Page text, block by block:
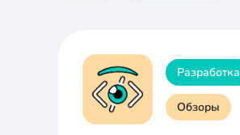
Разработка
Обзоры